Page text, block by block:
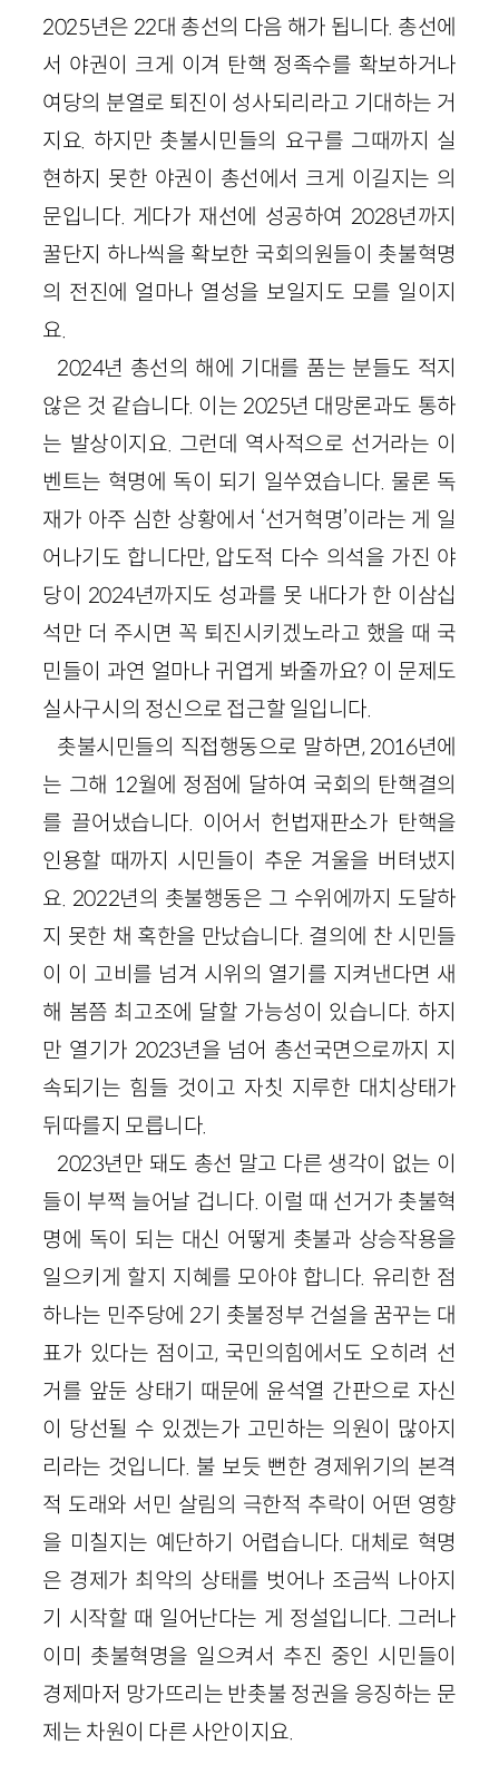
2025년은 22대 총선의 다음 해가 됩니다. 총선에
서 야권이 크게 이겨 탄핵 정족수를 확보하거나
여당의 분열로 퇴진이 성사되리라고 기대하는 거
지요. 하지만 촛불시민들의 요구를 그때까지 실
현하지 못한 야권이 총선에서 크게 이길지는 의
문입니다. 게다가 재선에 성공하여 2028년까지
꿀단지 하나씩을 확보한 국회의원들이 촛불혁명
의 전진에 얼마나 열성을 보일지도 모를 일이지
요.
2024년 총선의 해에 기대를 품는 분들도 적지
않은 것 같습니다. 이는 2025년 대망론과도 통하
는 발상이지요. 그런데 역사적으로 선거라는 이
벤트는 혁명에 독이 되기 일쑤였습니다. 물론 독
재가 아주 심한 상황에서 ‘선거혁명’이라는 게 일
어나기도 합니다만, 압도적 다수 의석을 가진 야
당이 2024년까지도 성과를 못 내다가 한 이삼십
석만 더 주시면 꼭 퇴진시키겠노라고 했을 때 국
민들이 과연 얼마나 귀엽게 봐줄까요? 이 문제도
실사구시의 정신으로 접근할 일입니다.
촛불시민들의 직접행동으로 말하면, 2016년에
는 그해 12월에 정점에 달하여 국회의 탄핵결의
를 끌어냈습니다. 이어서 헌법재판소가 탄핵을
인용할 때까지 시민들이 추운 겨울을 버텨냈지
요. 2022년의 촛불행동은 그 수위에까지 도달하
지 못한 채 혹한을 만났습니다. 결의에 찬 시민들
이 이 고비를 넘겨 시위의 열기를 지켜낸다면 새
해 봄쯤 최고조에 달할 가능성이 있습니다. 하지
만 열기가 2023년을 넘어 총선국면으로까지 지
속되기는 힘들 것이고 자칫 지루한 대치상태가
뒤따를지 모릅니다.
2023년만 돼도 총선 말고 다른 생각이 없는 이
들이 부쩍 늘어날 겁니다. 이럴 때 선거가 촛불혁
명에 독이 되는 대신 어떻게 촛불과 상승작용을
일으키게 할지 지혜를 모아야 합니다. 유리한 점
하나는 민주당에 2기 촛불정부 건설을 꿈꾸는 대
표가 있다는 점이고, 국민의힘에서도 오히려 선
거를 앞둔 상태기 때문에 윤석열 간판으로 자신
이 당선될 수 있겠는가 고민하는 의원이 많아지
리라는 것입니다. 불 보듯 뻔한 경제위기의 본격
적 도래와 서민 살림의 극한적 추락이 어떤 영향
을 미칠지는 예단하기 어렵습니다. 대체로 혁명
은 경제가 최악의 상태를 벗어나 조금씩 나아지
기 시작할 때 일어난다는 게 정설입니다. 그러나
이미 촛불혁명을 일으켜서 추진 중인 시민들이
경제마저 망가뜨리는 반촛불 정권을 응징하는 문
제는 차원이 다른 사안이지요.